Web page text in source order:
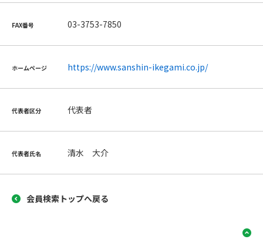
FAX番号 03-3753-7850
ホームページ https://www.sanshin-ikegami.co.jp/
代表者区分 代表者
代表者氏名 清水 大介
会員検索トップへ戻る